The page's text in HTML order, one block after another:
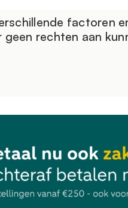
factoren
rechten aan